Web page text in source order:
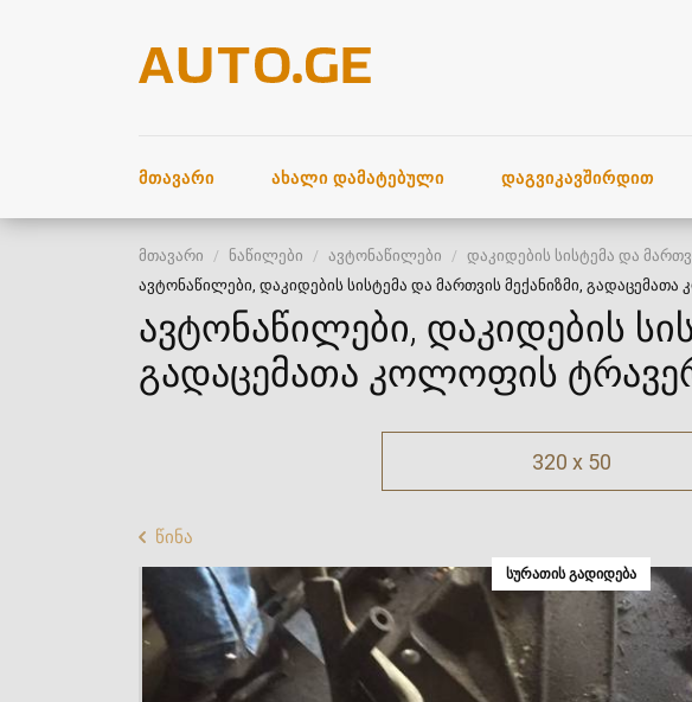
ᲛᲗᲐᲕᲐᲠᲘ ᲐᲮᲐᲚᲘ ᲓᲐᲛᲐᲢᲔᲑᲣᲚᲘ ᲓᲐᲒᲕᲘᲙᲐᲕᲨᲘᲠᲓᲘᲗ
მთავარი ნაწილები ავტონაწილები დაკიდების სისტემა და
ავტონაწილები, დაკიდების სისტემა და მართვის მექანიზმი,
ავტონაწილები, დაკიდების
გადაცემათა კოლოფის
320 x 50
წინა
ᲡᲣᲠᲐᲗᲘᲡ ᲒᲐᲓᲘᲓᲔᲑᲐ